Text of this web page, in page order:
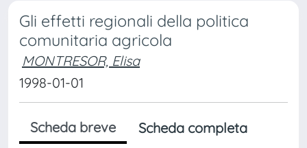
Gli effetti regionali della politica
comunitaria agricola
MONTRESOR, Elisa
1998-01-01
Scheda breve
Scheda completa